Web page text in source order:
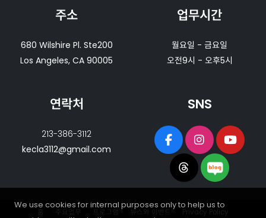
We use cookies for internal purposes only to help us to
주소
680 Wilshire Pl. Ste200
Los Angeles, CA 90005
업무시간
월요일 - 금요일
오전9시 - 오후5시
연락처
213-386-3112
kecla3112@gmail.com
SNS
홈 주요업무 프로그램 뉴스와 이벤트 Privacy Policy